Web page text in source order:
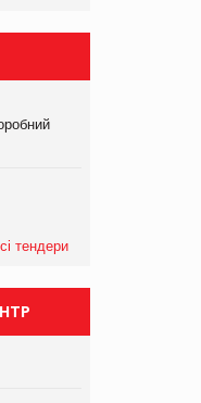
компанії «УкраМарин»
тендери